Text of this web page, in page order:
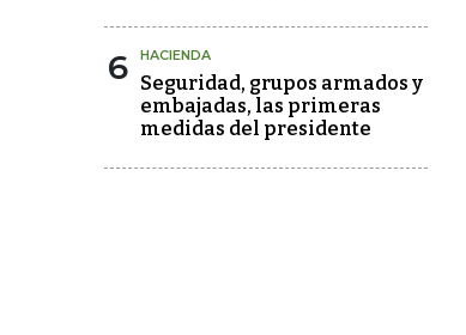
6 HACIENDA
Seguridad, grupos armados y
embajadas, las primeras
medidas del presidente